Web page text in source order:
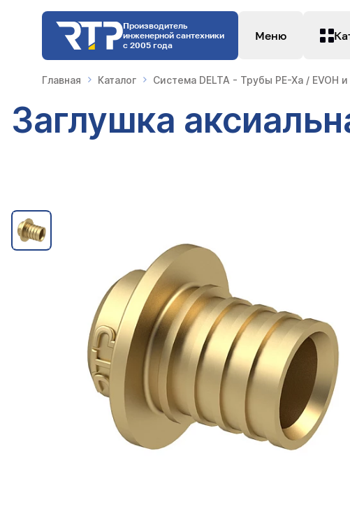
Производитель
инженерной сантехники
с 2005 года
Меню
Главная Каталог Система DELTA - Трубы PE-Xa / EVOH
Заглушка